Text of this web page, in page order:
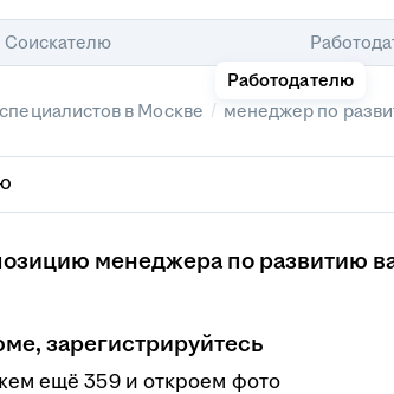
Соискателю
Работодателю
в Москве / менеджер по
менеджера по развитию
зарегистрируйтесь
ещё 359 и откроем фото